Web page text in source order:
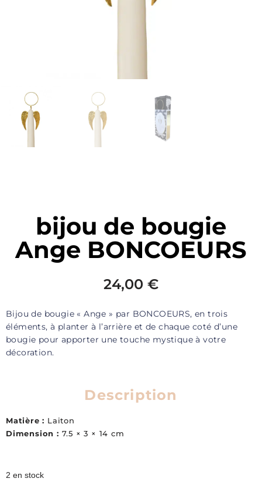
bijou de bougie
Ange BONCOEURS
24,00 €
Bijou de bougie « Ange » par BONCOEURS, en trois
éléments, à planter à l’arrière et de chaque coté d’une
bougie pour apporter une touche mystique à votre
décoration.
Description
Matière : Laiton
Dimension : 7.5 × 3 × 14 cm
2 en stock